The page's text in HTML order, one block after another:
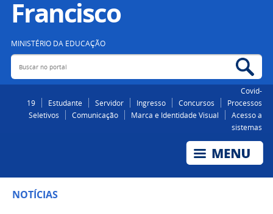
Francisco
MINISTÉRIO DA EDUCAÇÃO
Buscar no portal
Covid-
19
Estudante Servidor Ingresso Concursos
Processos
Seletivos
Comunicação Marca e Identidade Visual
Acesso a
sistemas
NOTÍCIAS